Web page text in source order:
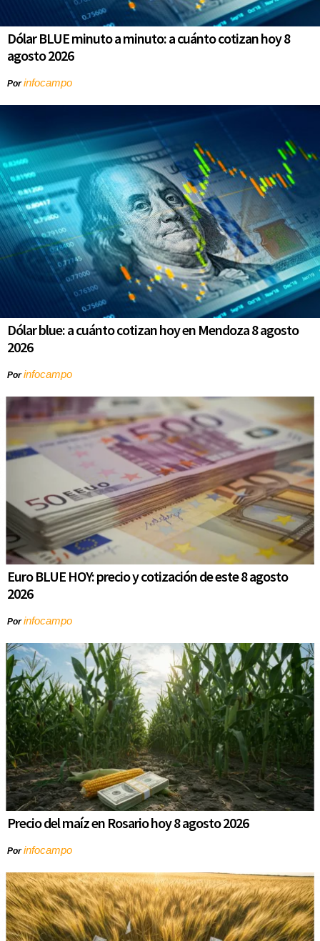
Dólar BLUE minuto a minuto: a cuánto cotizan hoy 8
agosto 2026
Porinfocampo
Dólar blue: a cuánto cotizan hoy en Mendoza 8 agosto
2026
Porinfocampo
Euro BLUE HOY: precio y cotización de este 8 agosto
2026
Porinfocampo
Precio del maíz en Rosario hoy 8 agosto 2026
Porinfocampo